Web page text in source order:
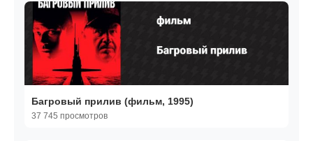
Багровый прилив (фильм, 1995)
37 745 просмотров